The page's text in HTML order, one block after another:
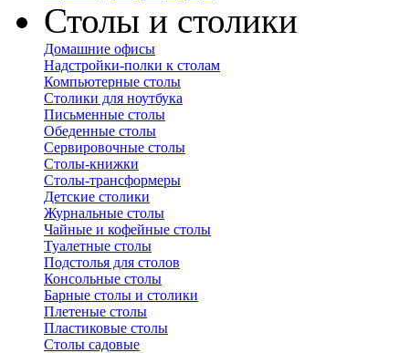
Столы и столики
Домашние офисы
Надстройки-полки к столам
Компьютерные столы
Столики для ноутбука
Письменные столы
Обеденные столы
Сервировочные столы
Столы-книжки
Столы-трансформеры
Детские столики
Журнальные столы
Чайные и кофейные столы
Туалетные столы
Подстолья для столов
Консольные столы
Барные столы и столики
Плетеные столы
Пластиковые столы
Столы садовые